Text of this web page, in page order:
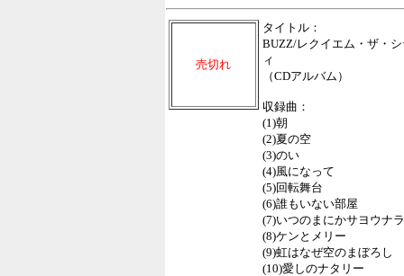
売切れ
タイトル：
BUZZ/レクイエム・ザ・シ
ィ
（CDアルバム）
収録曲：
(1)朝
(2)夏の空
(3)のい
(4)風になって
(5)回転舞台
(6)誰もいない部屋
(7)いつのまにかサヨウナラ
(8)ケンとメリー
(9)虹はなぜ空のまぼろし
(10)愛しのナタリー